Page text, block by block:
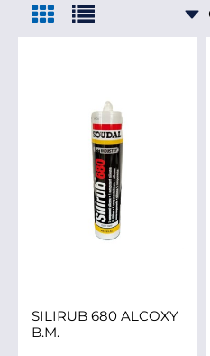
SILIRUB 680 ALCOXY
B.M.